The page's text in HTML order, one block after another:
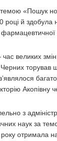
темою «Пошук
році й здобула
великих
торував
з’являлося
Акопівну
з
наук за
отримала